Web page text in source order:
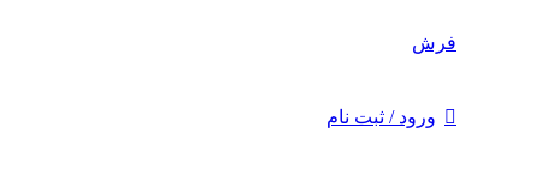
فرش
ورود / ثبت نام